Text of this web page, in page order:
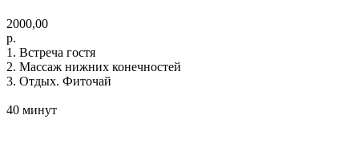
2000,00
р.
1. Встреча гостя
2. Массаж нижних конечностей
3. Отдых. Фиточай
40 минут